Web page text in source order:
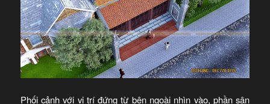
Phối cảnh với vị trí đứng từ bên ngoài nhìn vào, phần sân